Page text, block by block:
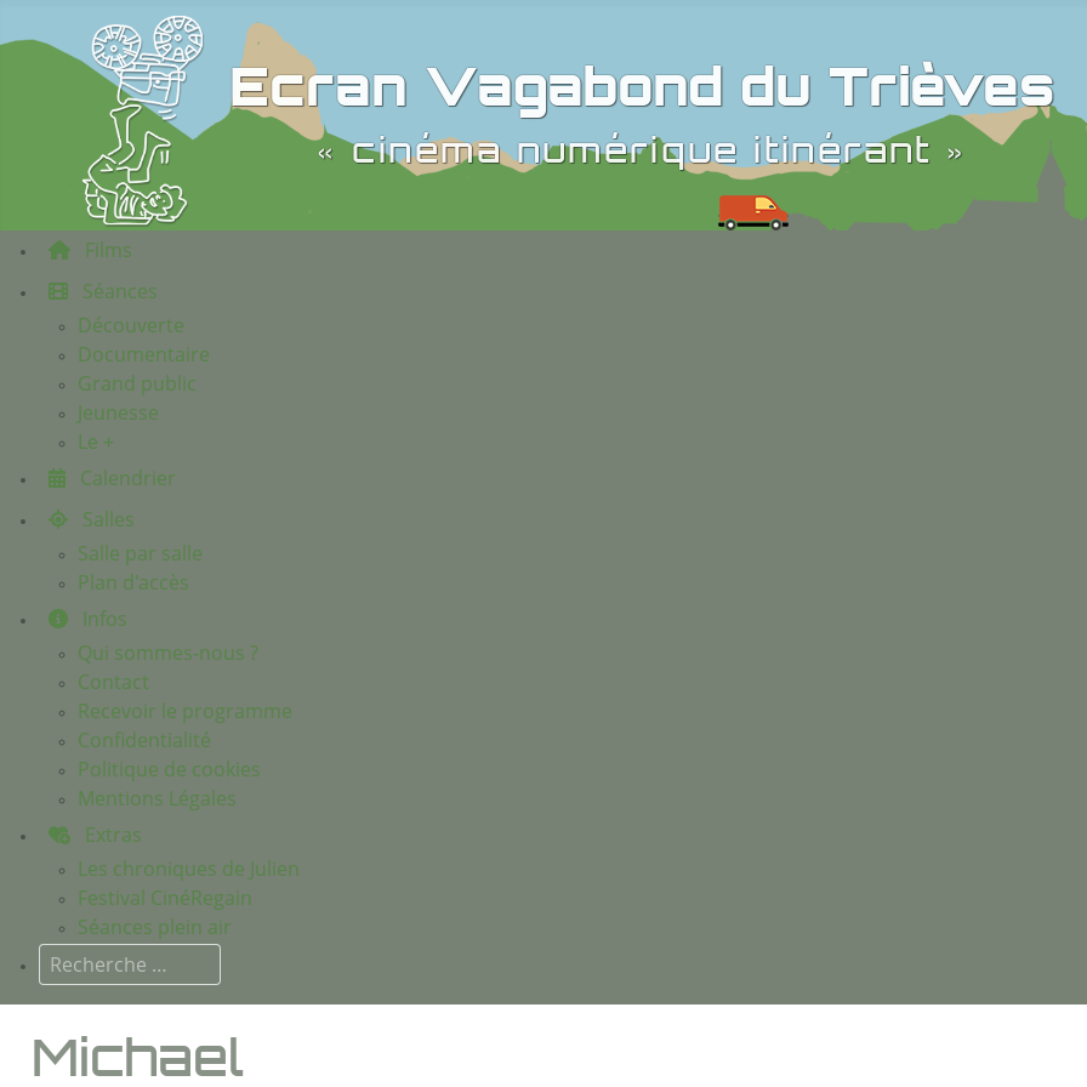
Ecran Vagabond du Trièves
« cinéma numérique itinérant »
Films
Séances
Découverte
Documentaire
Grand public
Jeunesse
Le +
Calendrier
Salles
Salle par salle
Plan d'accès
Infos
Qui sommes-nous ?
Contact
Recevoir le programme
Confidentialité
Politique de cookies
Mentions Légales
Extras
Les chroniques de Julien
Festival CinéRegain
Séances plein air
Rechercher
Michael